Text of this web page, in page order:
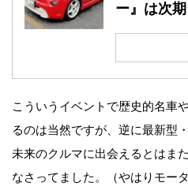
ー』は次
こういうイベントで歴史的名車
るのは当然ですが、逆に最新型
未来のクルマに出会えるとはま
なさってました。（やはりモー